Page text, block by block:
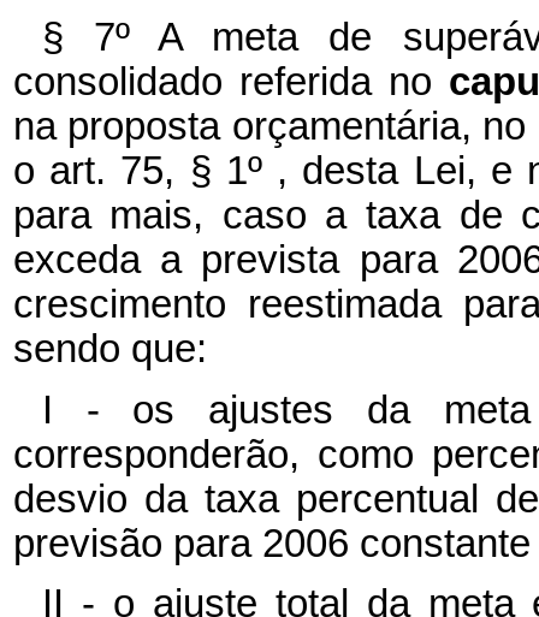
§ 7º A meta de
consolidado referida no
na proposta orçamentária,
o art. 75, § 1º , desta Lei, e
para mais, caso a taxa de
exceda a prevista para
crescimento reestimada
sendo que:
I - os ajustes da meta
corresponderão, como
desvio da taxa percentual
previsão para 2006
II - o ajuste total da meta